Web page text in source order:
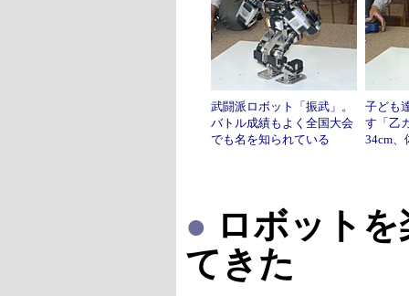
武闘派ロボット「振武」。
バトル成績もよく全国大会
でも名を知られている
子ども
す「乙
34cm、
● ロボット
てきた